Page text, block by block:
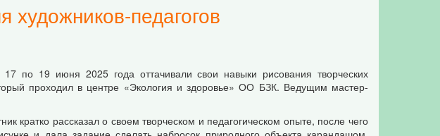
художников-педагогов
по 19 июня 2025 года оттачивали свои навыки рисования творческих
проходил в центре «Экология и здоровье» ОО БЗК. Ведущим мастер-
кратко рассказал о своем творческом и педагогическом опыте, после чего